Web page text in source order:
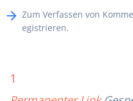
Zum Verfassen von
egistrieren.
1